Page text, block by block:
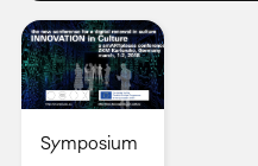
Symposium